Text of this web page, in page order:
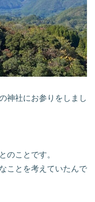
神社にお参りをしまし
のことです。
ことを考えていたんで